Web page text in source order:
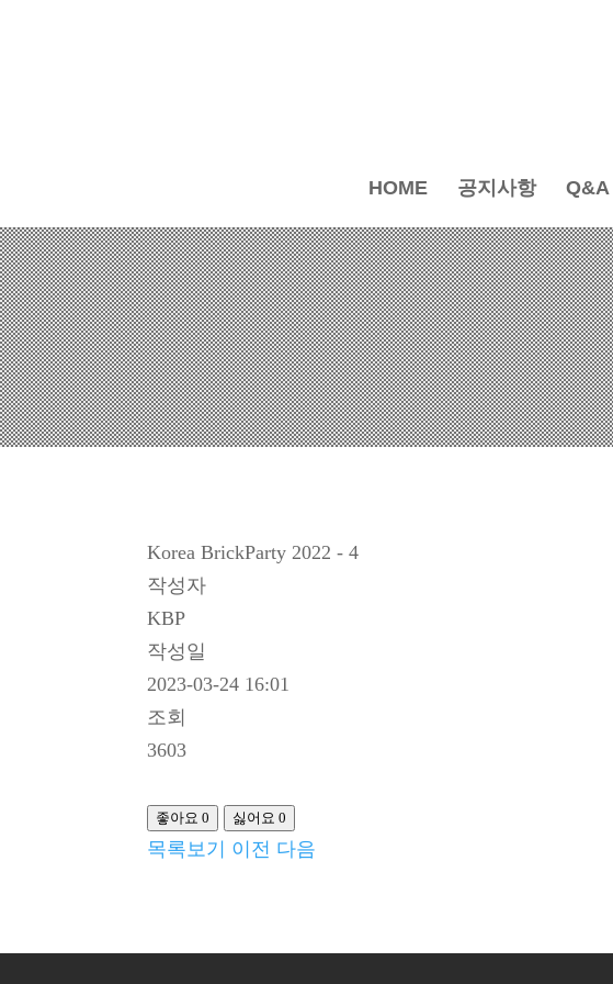
HOME 공지사항 Q&A
Korea BrickParty 2022 - 4
작성자
KBP
작성일
2023-03-24 16:01
조회
3603
좋아요0 싫어요0
목록보기 이전 다음